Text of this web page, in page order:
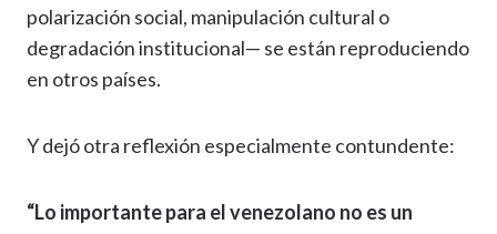
polarización social, manipulación cultural o
degradación institucional— se están reproduciendo
en otros países.
Y dejó otra reflexión especialmente contundente:
“Lo importante para el venezolano no es un